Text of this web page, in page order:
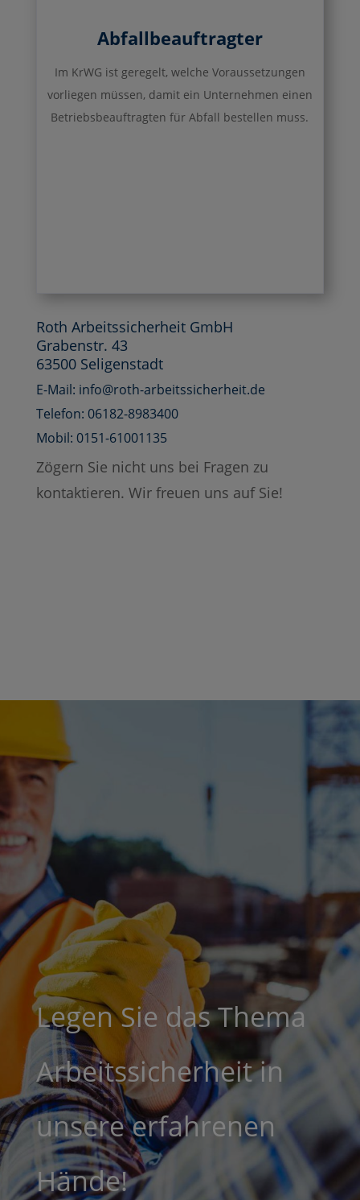
Abfallbeauftragter
Im KrWG ist geregelt, welche Voraussetzungen
vorliegen müssen, damit ein Unternehmen einen
Betriebsbeauftragten für Abfall bestellen muss.
Roth Arbeitssicherheit GmbH
Grabenstr. 43
63500 Seligenstadt
E-Mail: info@roth-arbeitssicherheit.de
Telefon: 06182-8983400
Mobil: 0151-61001135
Zögern Sie nicht uns bei Fragen zu
kontaktieren. Wir freuen uns auf Sie!
Legen Sie das Thema
Arbeitssicherheit in
unsere erfahrenen
Hände!